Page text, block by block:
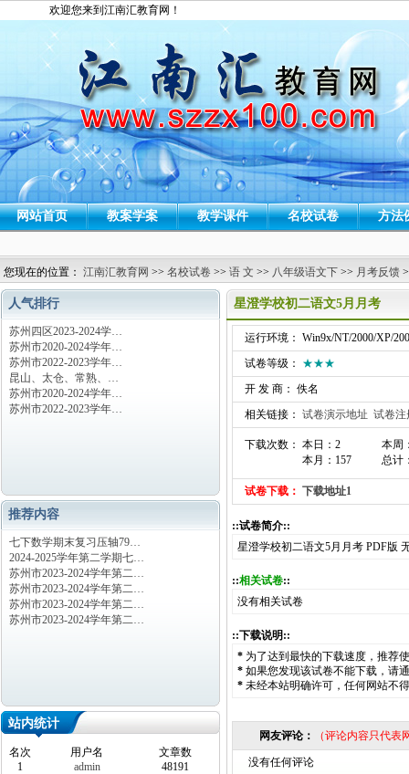
欢迎您来到江南汇教育网！
网站首页 教案学案 教学课件 名校试卷 方法
您现在的位置： 江南汇教育网 >> 名校试卷 >> 语 文 >> 八年级语文下 >> 月考反馈
人气排行
苏州四区2023-2024学…
苏州市2020-2024学年…
苏州市2022-2023学年…
昆山、太仓、常熟、…
苏州市2020-2024学年…
苏州市2022-2023学年…
推荐内容
七下数学期末复习压轴79…
2024-2025学年第二学期七…
苏州市2023-2024学年第二…
苏州市2023-2024学年第二…
苏州市2023-2024学年第二…
苏州市2023-2024学年第二…
站内统计
名次 用户名
文章数
1
admin
48191
星澄学校初二语文5月月考
运行环境： Win9x/NT/2000/XP/
试卷等级： ★★★
开 发 商： 佚名
相关链接： 试卷演示地址 试卷注
下载次数： 本日：2
本月：157
本周
总计
试卷下载： 下载地址1
::试卷简介::
星澄学校初二语文5月月考 PDF版
::相关试卷::
没有相关试卷
::下载说明::
* 为了达到最快的下载速度，推荐
* 如果您发现该试卷不能下载，请
* 未经本站明确许可，任何网站不
网友评论： （评论内容只代
没有任何评论